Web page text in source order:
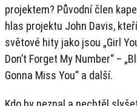
projektem? Původní člen
hlas projektu John Davis,
světové hity jako jsou „Girl
Don’t Forget My Number“ –
Gonna Miss You“ a další.